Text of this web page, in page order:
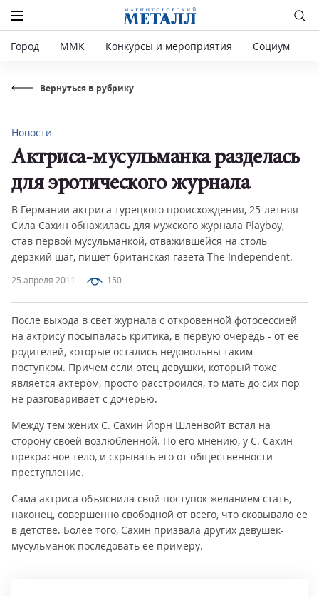
Город ММК Конкурсы и мероприятия Социум
Вернуться в рубрику
25 апреля 2011 150
Новости
Актриса-мусульманка разделась
для эротического журнала
В Германии актриса турецкого происхождения, 25-летняя
Сила Сахин обнажилась для мужского журнала Playboy,
став первой мусульманкой, отважившейся на столь
дерзкий шаг, пишет британская газета The Independent.
После выхода в свет журнала с откровенной фотосессией
на актрису посыпалась критика, в первую очередь - от ее
родителей, которые остались недовольны таким
поступком. Причем если отец девушки, который тоже
является актером, просто расстроился, то мать до сих пор
не разговаривает с дочерью.
Между тем жених С. Сахин Йорн Шленвойт встал на
сторону своей возлюбленной. По его мнению, у С. Сахин
прекрасное тело, и скрывать его от общественности -
преступление.
Сама актриса объяснила свой поступок желанием стать,
наконец, совершенно свободной от всего, что сковывало ее
в детстве. Более того, Сахин призвала других девушек-
мусульманок последовать ее примеру.